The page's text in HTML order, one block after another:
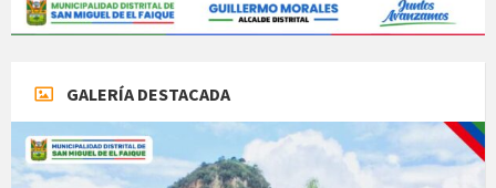
GALERÍA DESTACADA